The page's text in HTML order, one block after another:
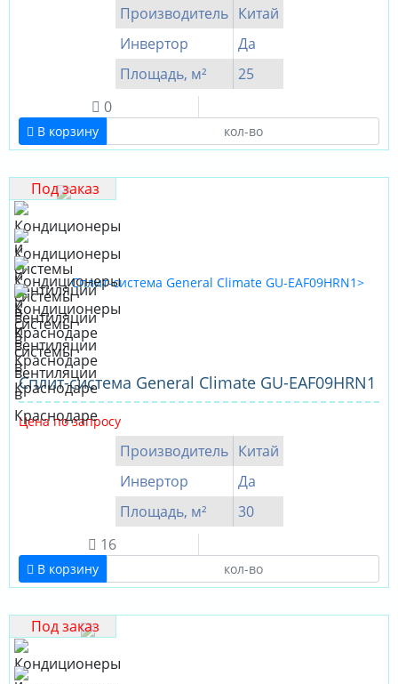
Производитель Китай
Инвертор
Да
Площадь, м²
25
0
В корзину
Под заказ
Cплит-система General Climate GU-EAF09HRN1
Цена по запросу
Производитель Китай
Инвертор
Да
Площадь, м²
30
16
В корзину
Под заказ